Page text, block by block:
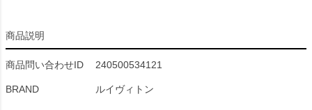
商品説明
商品問い合わせID 240500534121
BRAND ルイヴィトン